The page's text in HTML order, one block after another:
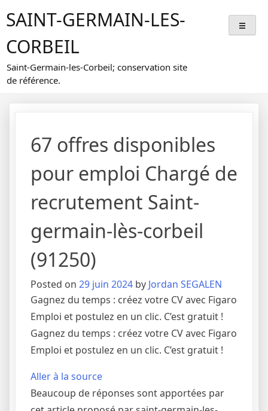
toSAINT-GERMAIN-LES-
CORBEIL
Saint-Germain-les-Corbeil; conservation site
de référence.
67 offres disponibles
pour emploi Chargé de
recrutement Saint-
germain-lès-corbeil
(91250)
Posted on 29 juin 2024 by Jordan SEGALEN
Gagnez du temps : créez votre CV avec Figaro
Emploi et postulez en un clic. C’est gratuit !
Gagnez du temps : créez votre CV avec Figaro
Emploi et postulez en un clic. C’est gratuit !
Aller à la source
Beaucoup de réponses sont apportées par